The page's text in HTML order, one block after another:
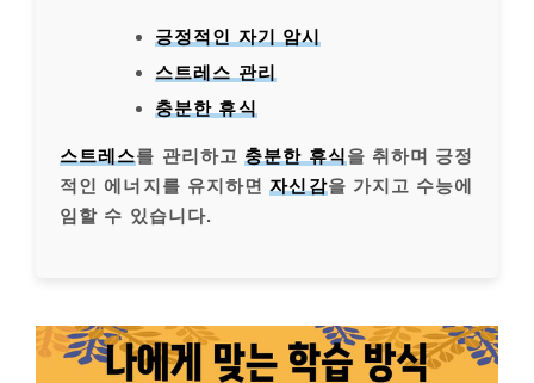
긍정적인 자기 암시
스트레스 관리
충분한 휴식
스트레스를 관리하고 충분한 휴식 을 취하며 긍정
적인 에너지를 유지하면자신감을 가지고 수능에
임할 수 있습니다.